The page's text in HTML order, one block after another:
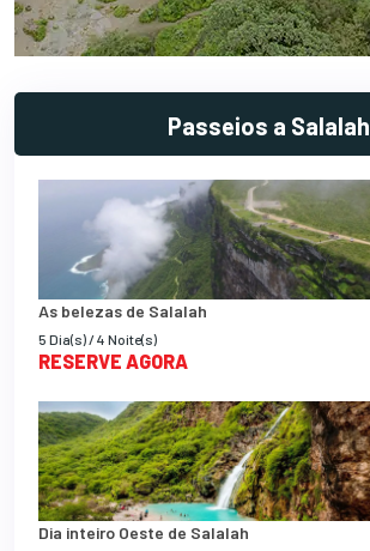
Passeios a Salalah
As belezas de Salalah
5 Dia(s) / 4 Noite(s)
RESERVE AGORA
Dia inteiro Oeste de Salalah